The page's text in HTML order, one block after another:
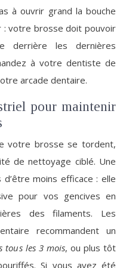
à ouvrir grand la bouche
: votre brosse doit pouvoir
derrière les dernières
à votre dentiste de
arcade dentaire.
pour maintenir
votre brosse se tordent,
de nettoyage ciblé. Une
moins efficace : elle
pour vos gencives en
des filaments. Les
recommandent un
tous les 3 mois, ou plus tôt
Si vous avez été